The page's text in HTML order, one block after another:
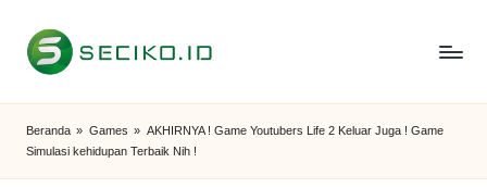
Skip
S
e
c
Beranda » Games » AKHIRNYA ! Game Youtubers Life 2 Keluar Juga ! Game
Simulasi kehidupan Terbaik Nih !